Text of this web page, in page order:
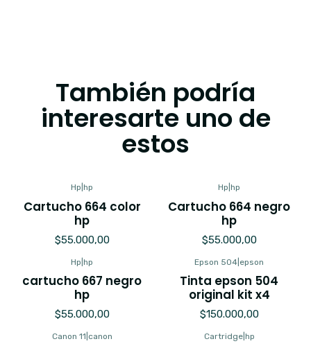
También podría
interesarte uno de
estos
Hp hp
Cartucho 664 color
hp
$55.000,00
Hp hp
Cartucho 664 negro
hp
$55.000,00
Hp hp
cartucho 667 negro
hp
$55.000,00
Epson 504 epson
Tinta epson 504
original kit x4
$150.000,00
Canon 11 canon Cartridge| hp